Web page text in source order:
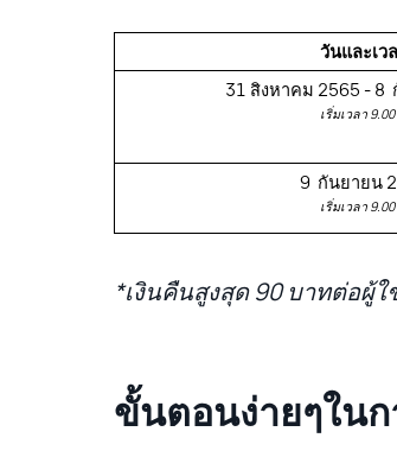
วันและเว
31 สิงหาคม 2565 - 8
เริ่มเวลา 9.00
9  กันยายน
เริ่มเวลา 9.00
*เงินคืนสูงสุด 90 บาทต่อผู้ใ
ขั้นตอนง่ายๆในก